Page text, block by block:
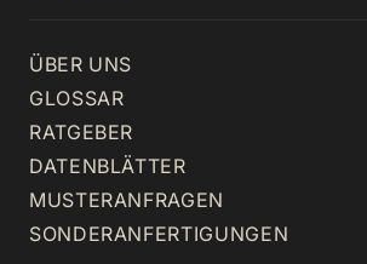
ÜBER UNS
GLOSSAR
RATGEBER
DATENBLÄTTER
MUSTERANFRAGEN
SONDERANFERTIGUNGEN